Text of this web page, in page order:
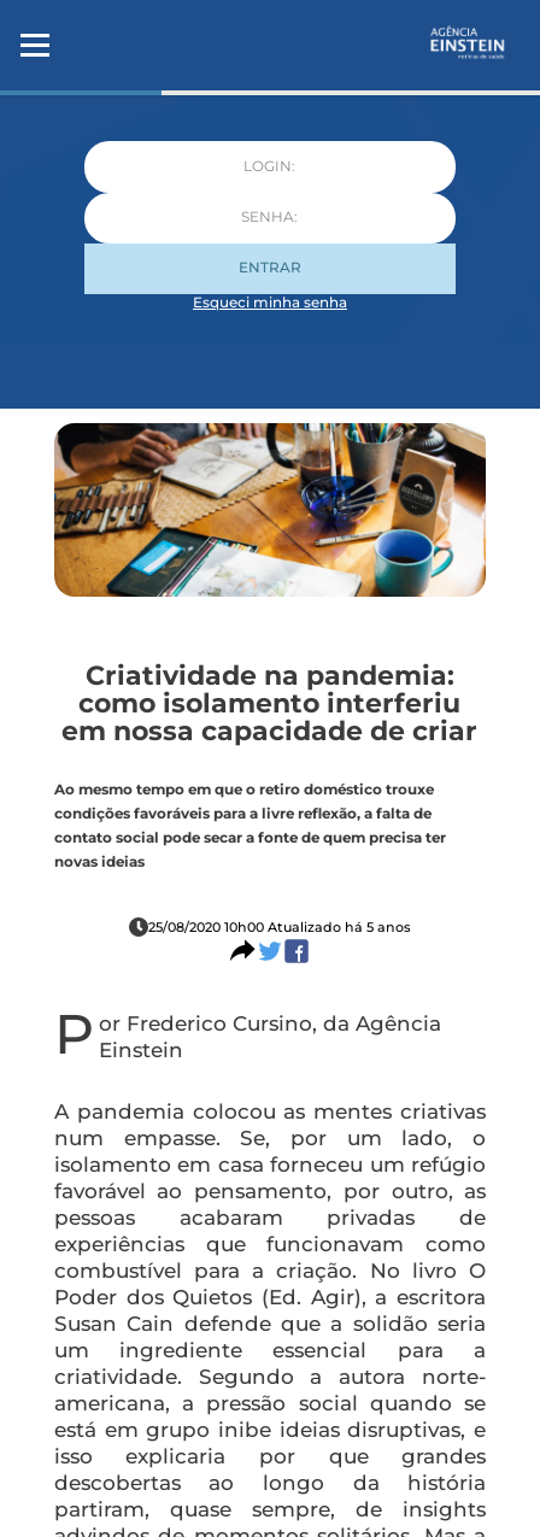
ENTRAR
Esqueci minha senha
Criatividade na pandemia:
como isolamento interferiu
em nossa capacidade de criar
Ao mesmo tempo em que o retiro doméstico trouxe
condições favoráveis para a livre reflexão, a falta de
contato social pode secar a fonte de quem precisa ter
novas ideias
25/08/2020 10h00 Atualizado há 5 anos
P or Frederico Cursino, da Agência
Einstein
A pandemia colocou as mentes criativas
num empasse. Se, por um lado, o
isolamento em casa forneceu um refúgio
favorável ao pensamento, por outro, as
pessoas acabaram privadas de
experiências que funcionavam como
combustível para a criação. No livroO
Poder dos Quietos (Ed. Agir), a escritora
Susan Cain defende que a solidão seria
um ingrediente essencial para a
criatividade. Segundo a autora norte-
americana, a pressão social quando se
está em grupo inibe ideias disruptivas, e
isso explicaria por que grandes
descobertas ao longo da história
partiram, quase sempre, de insights